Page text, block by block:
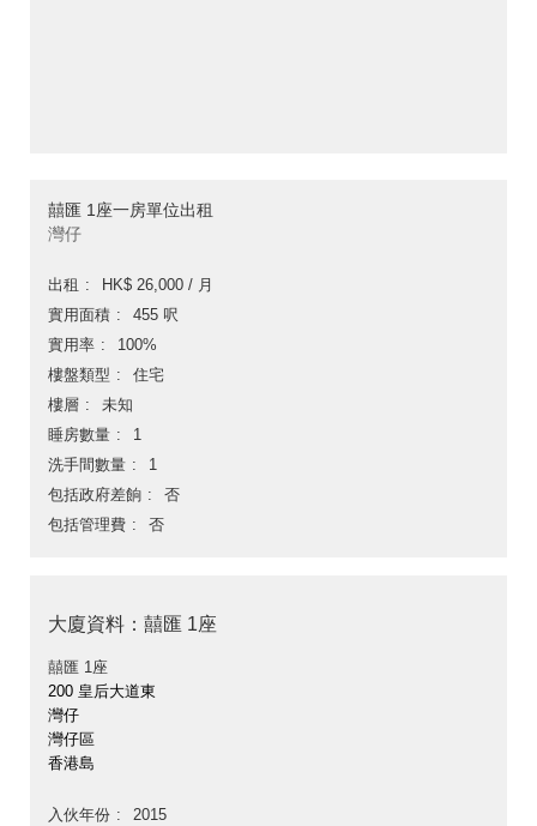
囍匯 1座一房單位出租
灣仔
出租
HK$ 26,000 / 月
實用面積
455 呎
實用率
100%
樓盤類型
住宅
樓層
未知
睡房數量
1
洗手間數量
1
包括政府差餉
否
包括管理費
否
大廈資料：囍匯 1座
囍匯 1座
200 皇后大道東
灣仔
灣仔區
香港島
入伙年份
2015